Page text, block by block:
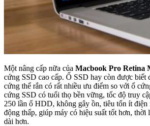
Một nâng cấp nữa của Macbook Pro Retina
cứng SSD cao cấp. Ổ SSD hay còn được biết
cứng thể rắn có rất nhiều ưu điểm so với ổ
cứng SSD có tuổi thọ bền vững, tốc độ truy
250 lần ổ HDD, không gây ồn, tiêu tốn ít điện
động thấp, giúp máy có hiệu suất tốt hơn, thời
dài hơn.